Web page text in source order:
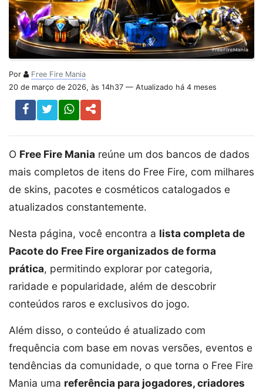
Por
Free Fire Mania
20 de março de 2026, às 14h37 — Atualizado há 4 meses
O Free Fire Mania reúne um dos bancos de dados
mais completos de itens do Free Fire, com milhares
de skins, pacotes e cosméticos catalogados e
atualizados constantemente.
Nesta página, você encontra a lista completa de
Pacote do Free Fire organizados de forma
prática, permitindo explorar por categoria,
raridade e popularidade, além de descobrir
conteúdos raros e exclusivos do jogo.
Além disso, o conteúdo é atualizado com
frequência com base em novas versões, eventos e
tendências da comunidade, o que torna o Free Fire
Mania uma referência para jogadores, criadores